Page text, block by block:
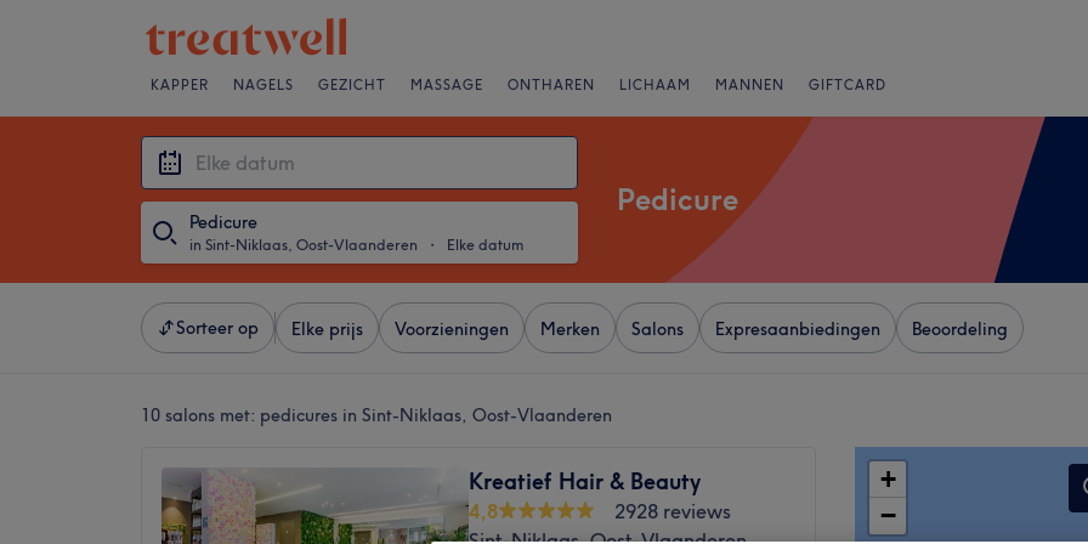
KAPPER NAGELS GEZICHT MASSAGE ONTHAREN LICHAAM MANNEN GIFTCARD
Pedicure
in Sint-Niklaas, Oost-Vlaanderen ・ Elke datum
Pedicure
Sorteer op Elke prijs Voorzieningen Merken Salons Expresaanbiedingen Beoordeling
10 salons met: pedicures in Sint-Niklaas, Oost-Vlaanderen
Kreatief Hair & Beauty
4,8
2928 reviews
+
−